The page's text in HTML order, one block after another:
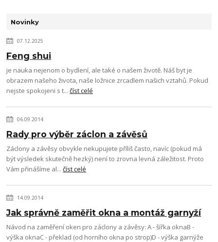
Novinky
07.12.2025
Feng shui
je nauka nejenom o bydlení, ale také o našem životě. Náš byt je
obrazem našeho života, naše ložnice zrcadlem našich vztahů. Pokud
nejste spokojeni s t...číst celé
06.09.2014
Rady pro výběr záclon a závěsů
Záclony a závěsy obvykle nekupujete příliš často, navíc (pokud má
být výsledek skutečně hezký) není to zrovna levná záležitost. Proto
Vám přinášíme al...číst celé
14.09.2014
Jak správně zaměřit okna a montáž garnyží
Návod na zaměření oken pro záclony a závěsy: A - šířka oknaB -
výška oknaC - překlad (od horního okna po strop)D - výška garnýže